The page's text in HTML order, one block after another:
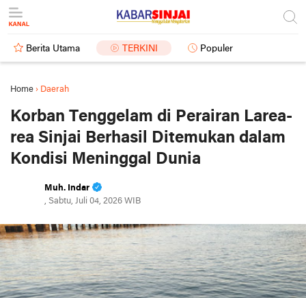
Berita Utama TERKINI Populer
Home › Daerah
Korban Tenggelam di Perairan Larea-
rea Sinjai Berhasil Ditemukan dalam
Kondisi Meninggal Dunia
Muh. Indar
, Sabtu, Juli 04, 2026 WIB